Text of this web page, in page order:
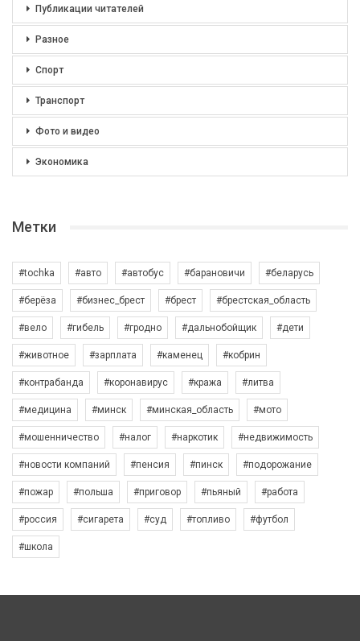
Публикации читателей
Разное
Спорт
Транспорт
Фото и видео
Экономика
Метки
#tochka #авто #автобус #барановичи #беларусь
#берёза #бизнес_брест #брест #брестская_область
#вело #гибель #гродно #дальнобойщик #дети
#животное #зарплата #каменец #кобрин
#контрабанда #коронавирус #кража #литва
#медицина #минск #минская_область #мото
#мошенничество #налог #наркотик #недвижимость
#новости компаний #пенсия #пинск #подорожание
#пожар #польша #приговор #пьяный #работа
#россия #сигарета #суд #топливо #футбол
#школа